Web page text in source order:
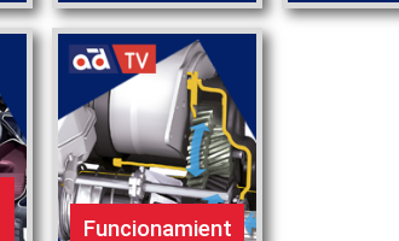
Funcionamient